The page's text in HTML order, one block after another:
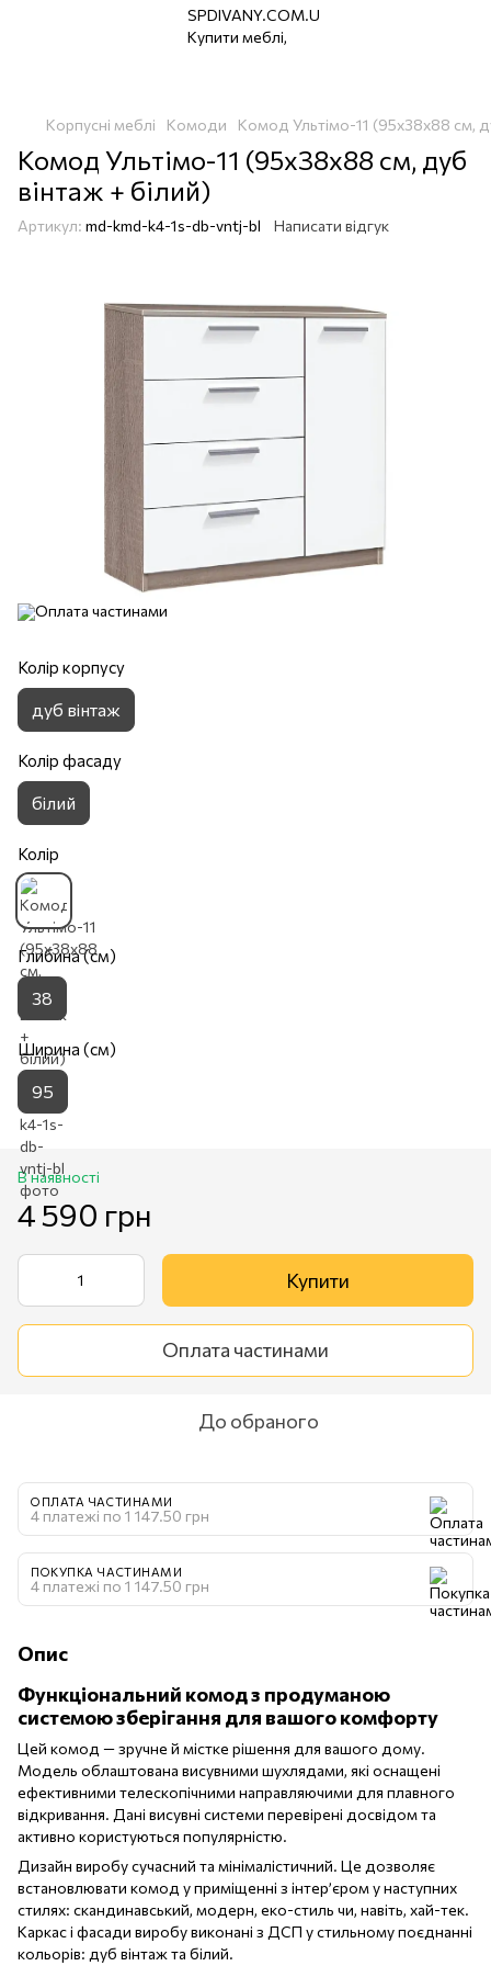
Корпусні меблі Комоди Комод Ультімо-11 (95х38х88 см,
Комод Ультімо-11 (95х38х88 см, дуб
вінтаж + білий)
Артикул: md-kmd-k4-1s-db-vntj-bl Написати відгук
Колір корпусу
дуб вінтаж
Колір фасаду
білий
Колір
Глибина (см)
38
Ширина (см)
95
В наявності
4 590 грн
Купити
Оплата частинами
До обраного
ОПЛАТА ЧАСТИНАМИ
4 платежі по 1 147.50 грн
ПОКУПКА ЧАСТИНАМИ
4 платежі по 1 147.50 грн
Опис
Функціональний комод з продуманою
системою зберігання для вашого комфорту
Цей комод — зручне й містке рішення для вашого дому.
Модель облаштована висувними шухлядами, які оснащені
ефективними телескопічними направляючими для плавного
відкривання. Дані висувні системи перевірені досвідом та
активно користуються популярністю.
Дизайн виробу сучасний та мінімалістичний. Це дозволяє
встановлювати комод у приміщенні з інтер’єром у наступних
стилях: скандинавський, модерн, еко-стиль чи, навіть, хай-тек.
Каркас і фасади виробу виконані з ДСП у стильному поєднанні
кольорів: дуб вінтаж та білий.